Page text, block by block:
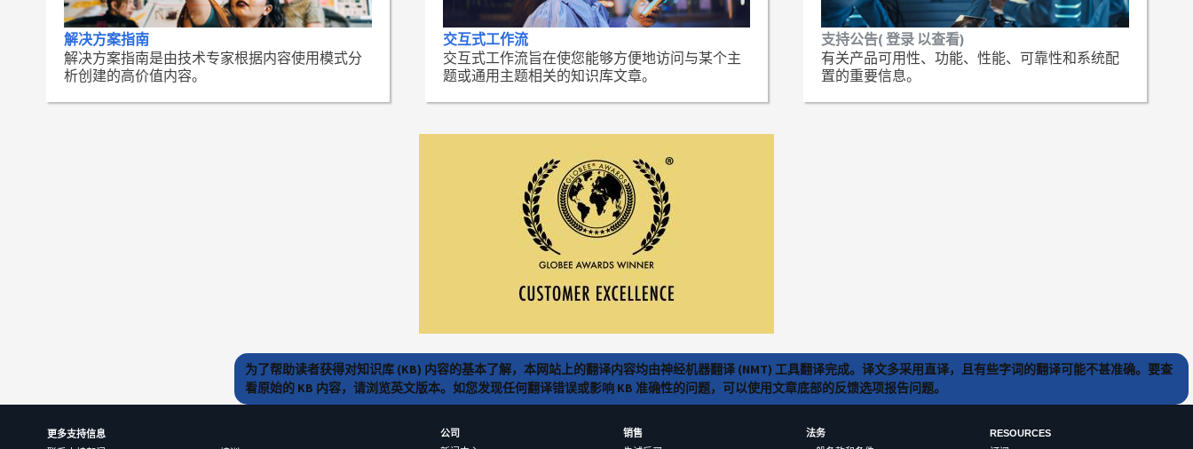
解决方案指南
解决方案指南是由技术专家根据内容使用模式分
析创建的高价值内容。
交互式工作流
交互式工作流旨在使您能够方便地访问与某个主
题或通用主题相关的知识库文章。
支持公告( 登录 以查看)
有关产品可用性、功能、性能、可靠性和系统配
置的重要信息。
为了帮助读者获得对知识库 (KB) 内容的基本了解，本网站上的翻译内容均由神经机器翻译 (NMT) 工具翻译完成。译文多采用直译，且有些字词的翻译可能不甚准确。要查
看原始的 KB 内容，请浏览英文版本。如您发现任何翻译错误或影响 KB 准确性的问题，可以使用文章底部的反馈选项报告问题。
更多支持信息
公司
销售
法务
RESOURCES